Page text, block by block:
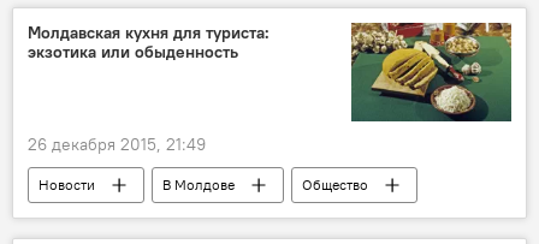
музыка
Молдавская кухня для туриста:
экзотика или обыденность
26 декабря 2015, 21:49
Новости В Молдове Общество